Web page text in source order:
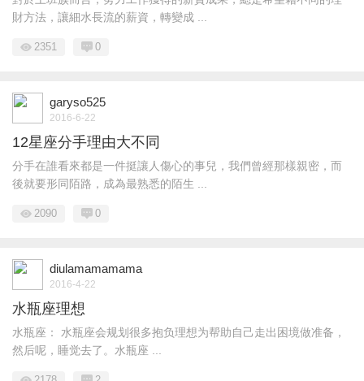
財方法，讓細水長流的薪資，轉變成 ...
2351 0
garyso525
2016-6-22
12星座分手理由大不同
分手在誰看來都是一件挺讓人傷心的事兒，我們曾經那樣親密，而
後就要形同陌路，成為最熟悉的陌生 ...
2090 0
diulamamamama
2016-4-22
水瓶座理想
水瓶座： 水瓶座会规划很多抱负理想为帮助自己走出困境做准备，
然后呢，睡觉去了。水瓶座 ...